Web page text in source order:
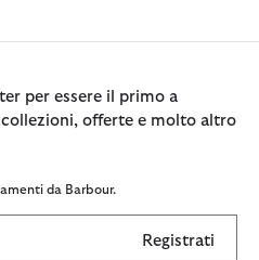
per essere il primo a
offerte e molto altro
da Barbour.
Registrati